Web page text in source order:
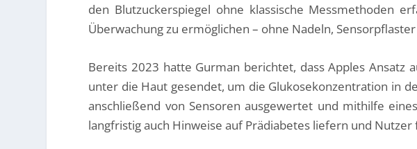
den Blutzuckerspiegel ohne klassische Messmethoden
Überwachung zu ermöglichen – ohne Nadeln,
Bereits 2023 hatte Gurman berichtet, dass Apples Ansatz
unter die Haut gesendet, um die Glukosekonzentration in
anschließend von Sensoren ausgewertet und mithilfe
langfristig auch Hinweise auf Prädiabetes liefern und